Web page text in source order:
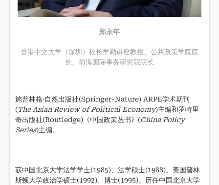
郑永年
香港中文大学（深圳）校长学勤讲座教授、公共政策学院院
长、前海国际事务研究院院长
施普林格·自然出版社(Springer-Nature) ARPE学术期刊
(The Asian Review of Political Economy)主编和罗特里
奇出版社(Routledge)《中国政策丛书》(China Policy
Series)主编。
获中国北京大学法学学士(1985)、法学硕士(1988)、美国普林
斯顿大学政治学硕士(1992)、博士(1995)。历任中国北京大学